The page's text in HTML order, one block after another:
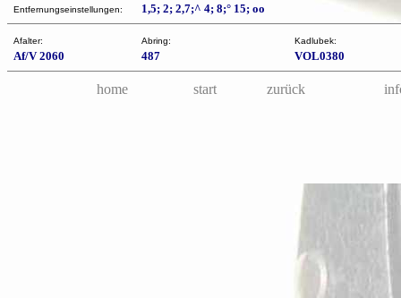
Entfernungseinstellungen: 1,5; 2; 2,7;^ 4; 8;° 15; oo
Afalter: Abring: Kadlubek:
Af/V 2060 487 VOL0380
home start zurück